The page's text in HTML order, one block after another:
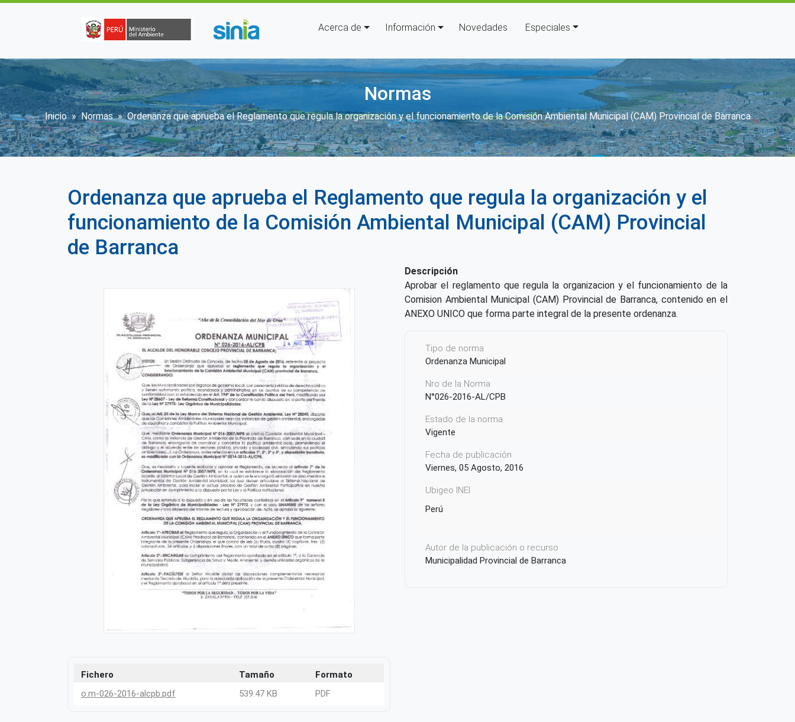
Navegación principal
Acerca de Información Novedades Especiales
Normas
Sobrescribir enlaces de ayuda a la navegación
Inicio Normas Ordenanza que aprueba el Reglamento que regula la organización y el funcionamiento de la Comisión Ambiental Municipal (CAM) Provincial de Barranca
Ordenanza que aprueba el Reglamento que regula la organización y el
funcionamiento de la Comisión Ambiental Municipal (CAM) Provincial
de Barranca
Fichero Tamaño
Formato
o.m-026-2016-alcpb.pdf
539.47 KB PDF
Descripción
Aprobar el reglamento que regula la organizacion y el funcionamiento de la
Comision Ambiental Municipal (CAM) Provincial de Barranca, contenido en el
ANEXO UNICO que forma parte integral de la presente ordenanza.
Tipo de norma
Ordenanza Municipal
Nro de la Norma
N°026-2016-AL/CPB
Estado de la norma
Vigente
Fecha de publicación
Viernes, 05 Agosto, 2016
Ubigeo INEI
Perú
Autor de la publicación o recurso
Municipalidad Provincial de Barranca